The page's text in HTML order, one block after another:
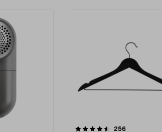
256recensioner
4.0av 5 stjärnor